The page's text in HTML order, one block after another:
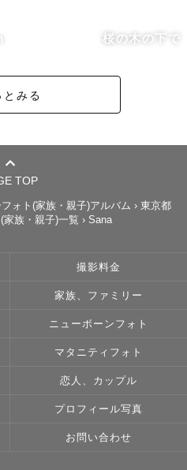
桜の木の下で
とみる
TOP
ォト(家族・親子)アルバム › 東京都
家族・親子)一覧 › Sana
撮影料金
家族、ファミリー
ニューボーンフォト
マタニティフォト
恋人、カップル
プロフィール写真
お問い合わせ